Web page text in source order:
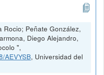
Rocio; Peñate González,
Diego Alejandro,
",
AEVYSB, Universidad del